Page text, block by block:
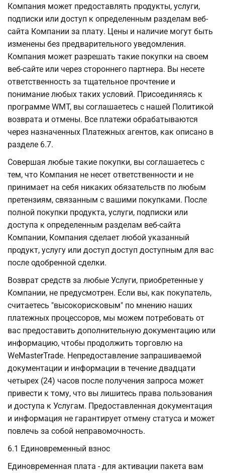
Компания может предоставлять продукты, услуги,
подписки или доступ к определенным разделам веб-
сайта Компании за плату. Цены и наличие могут быть
изменены без предварительного уведомления.
Компания может разрешать такие покупки на своем
веб-сайте или через стороннего партнера. Вы несете
ответственность за тщательное прочтение и
понимание любых таких условий. Присоединяясь к
программе WMT, вы соглашаетесь с нашей Политикой
возврата и отмены. Все платежи обрабатываются
через назначенных Платежных агентов, как описано в
разделе 6.7.
Совершая любые такие покупки, вы соглашаетесь с
тем, что Компания не несет ответственности и не
принимает на себя никаких обязательств по любым
претензиям, связанным с вашими покупками. После
полной покупки продукта, услуги, подписки или
доступа к определенным разделам веб-сайта
Компании, Компания сделает любой указанный
продукт, услугу или доступ доступ доступным для вас
после одобренной сделки.
Возврат средств за любые Услуги, приобретенные у
Компании, не предусмотрен. Если вы, как покупатель,
считаетесь "высокорисковым" по мнению наших
платежных процессоров, мы можем потребовать от
вас предоставить дополнительную документацию или
информацию, чтобы продолжить торговлю на
WeMasterTrade. Непредоставление запрашиваемой
документации и информации в течение двадцати
четырех (24) часов после получения запроса может
привести к тому, что вы лишитесь права пользования
и доступа к Услугам. Предоставленная документация
и информация не гарантирует отмену статуса и может
повлечь за собой неправомочность.
6.1 Единовременный взнос
Единовременная плата - для активации пакета вам